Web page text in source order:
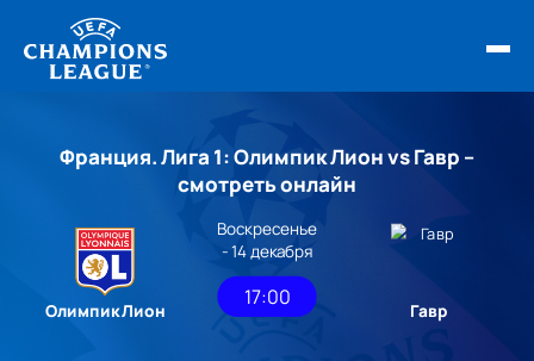
ОБЗОРЫ ЛЧ УЕФА
НОВОСТИ
РАСПИСАНИЕ
Франция. Лига 1: Олимпик Лион vs Гавр –
смотреть онлайн
Олимпик Лион
Воскресенье
- 14 декабря
17:00
Гавр